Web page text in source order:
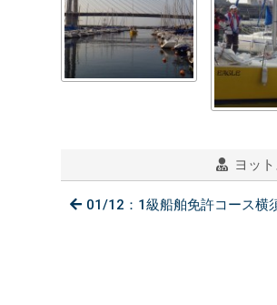
ヨッ
01/12：1級船舶免許コース横